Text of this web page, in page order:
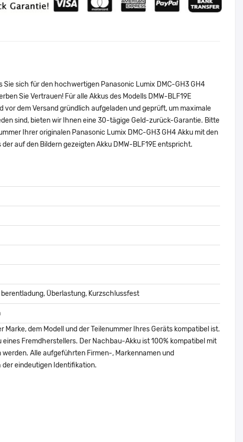
sich für den hochwertigen Panasonic Lumix DMC-GH3 GH4
Sie Vertrauen! Für alle Akkus des Modells DMW-BLF19E
dem Versand gründlich aufgeladen und geprüft, um maximale
sind, bieten wir Ihnen eine 30-tägige Geld-zurück-Garantie. Bitte
Ihrer originalen Panasonic Lumix DMC-GH3 GH4 Akku mit den
auf den Bildern gezeigten Akku DMW-BLF19E entspricht.
Überlastung, Kurzschlussfest
dem Modell und der Teilenummer Ihres Geräts kompatibel ist.
Fremdherstellers. Der Nachbau-Akku ist 100% kompatibel mit
Alle aufgeführten Firmen-, Markennamen und
der eindeutigen Identifikation.